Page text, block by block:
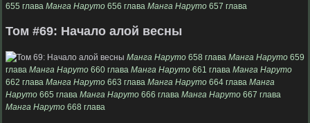
655 глава Манга Наруто 656 глава Манга Наруто 657 глава
Том #69: Начало алой весны
Манга Наруто 658 глава Манга Наруто 659
глава Манга Наруто 660 глава Манга Наруто 661 глава Манга Наруто
662 глава Манга Наруто 663 глава Манга Наруто 664 глава Манга
Наруто 665 глава Манга Наруто 666 глава Манга Наруто 667 глава
Манга Наруто 668 глава